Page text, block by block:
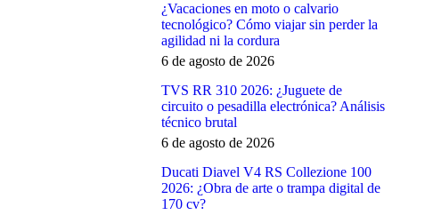
¿Vacaciones en moto o calvario
tecnológico? Cómo viajar sin perder la
agilidad ni la cordura
6 de agosto de 2026
TVS RR 310 2026: ¿Juguete de
circuito o pesadilla electrónica? Análisis
técnico brutal
6 de agosto de 2026
Ducati Diavel V4 RS Collezione 100
2026: ¿Obra de arte o trampa digital de
170 cv?